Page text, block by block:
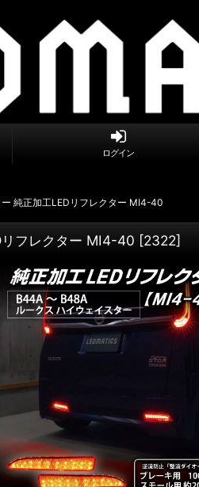
ログイン
純正加工LEDリフレクター MI4-40
フレクター MI4-40 [2322]